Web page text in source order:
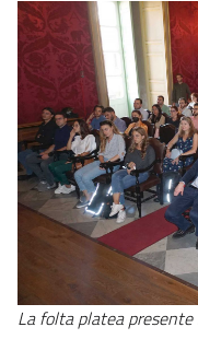
La folta platea